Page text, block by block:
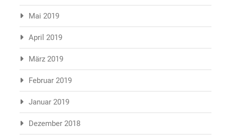
Mai 2019
April 2019
März 2019
Februar 2019
Januar 2019
Dezember 2018